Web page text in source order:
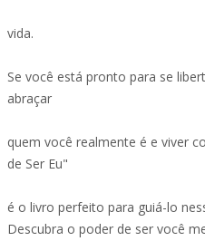
vida.
Se você está pronto para se
abraçar
quem você realmente é e viver
de Ser Eu"
é o livro perfeito para guiá-lo
Descubra o poder de ser você